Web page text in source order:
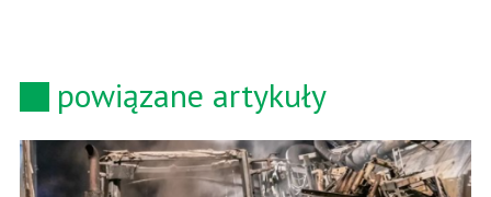
powiązane artykuły